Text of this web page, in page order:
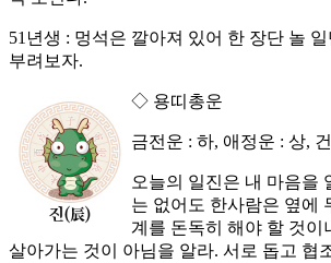
51년생 : 멍석은 깔아져 있어 한 장단 놀
부려보자.
◇ 용띠총운
금전운 : 하, 애정운 : 상,
오늘의 일진은 내 마음을
는 없어도 한사람은 옆에
계를 돈독히 해야 할 것이
살아가는 것이 아님을 알라. 서로 돕고 협